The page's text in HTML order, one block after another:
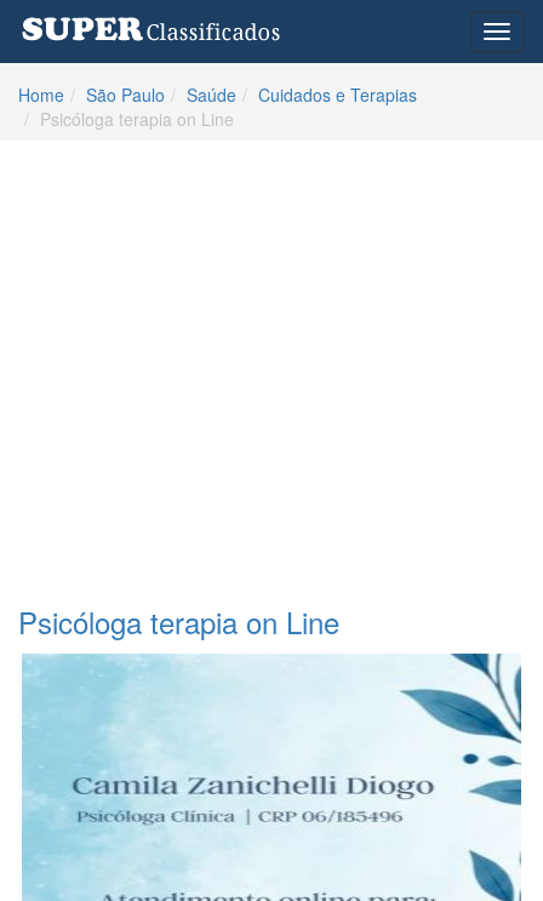
Home
São Paulo Saúde
Cuidados e Terapias
Psicóloga terapia on Line
Psicóloga terapia on Line